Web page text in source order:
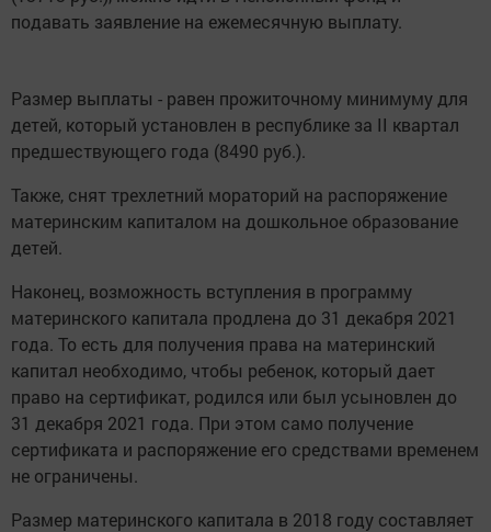
подавать заявление на ежемесячную выплату.
Размер выплаты - равен прожиточному минимуму для
детей, который установлен в республике за II квартал
предшествующего года (8490 руб.).
Также, снят трехлетний мораторий на распоряжение
материнским капиталом на дошкольное образование
детей.
Наконец, возможность вступления в программу
материнского капитала продлена до 31 декабря 2021
года. То есть для получения права на материнский
капитал необходимо, чтобы ребенок, который дает
право на сертификат, родился или был усыновлен до
31 декабря 2021 года. При этом само получение
сертификата и распоряжение его средствами временем
не ограничены.
Размер материнского капитала в 2018 году составляет